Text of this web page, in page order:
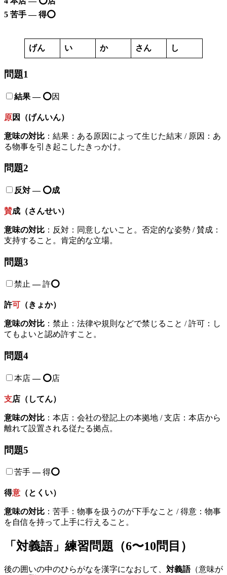
5 苦手 — 得⭕️
げん い か さん し
問題1
結果 — ⭕️因
原因（げんいん）
意味の対比 ：結果：ある原因によって生じた結末 / 原因：あ
る物事を引き起こしたきっかけ。
問題2
反対 — ⭕️成
賛成（さんせい）
意味の対比 ：反対：同意しないこと。否定的な姿勢 / 賛成：
支持すること。肯定的な立場。
問題3
禁止 —許⭕️
許可 （きょか）
意味の対比 ：禁止：法律や規則などで禁じること / 許可：し
てもよいと認め許すこと。
問題4
本店— ⭕️店
支店（してん）
意味の対比 ：本店：会社の登記上の本拠地 / 支店：本店から
離れて設置される従たる拠点。
問題5
苦手—得⭕️
得意 （とくい）
意味の対比 ：苦手：物事を扱うのが下手なこと / 得意：物事
を自信を持って上手に行えること。
「対義語」練習問題（6〜10問目）
後の囲いの中のひらがなを漢字になおして、 対義語（意味が